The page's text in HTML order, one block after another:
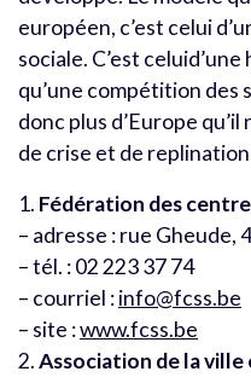
européen, c’est celui
sociale. C’est
qu’une compétition des
donc plus d’Europe
de crise et de
1. Fédération des
– adresse : rue Gheude,
– tél. : 02 223 37 74
– courriel :info@fcss.be
– site :www.fcss.be
2.Association de la ville